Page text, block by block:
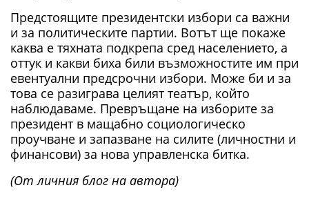
Предстоящите президентски избори са важни
и за политическите партии. Вотът ще покаже
каква е тяхната подкрепа сред населението, а
оттук и какви биха били възможностите им при
евентуални предсрочни избори. Може би и за
това се разиграва целият театър, който
наблюдаваме. Превръщане на изборите за
президент в мащабно социологическо
проучване и запазване на силите (личностни и
финансови) за нова управленска битка.
(От личния блог на автора)